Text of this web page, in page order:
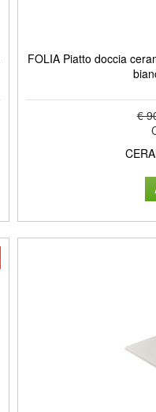
FOLIA Piatto doccia
€